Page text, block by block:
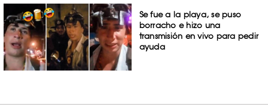
Se fue a la playa, se puso
borracho e hizo una
transmisión en vivo para pedir
ayuda